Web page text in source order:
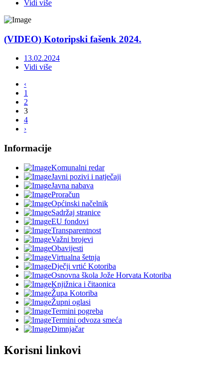
Vidi više
(VIDEO) Kotoripski fašenk 2024.
13.02.2024
Vidi više
‹
1
2
3
4
›
Informacije
Komunalni redar
Javni pozivi i natječaji
Javna nabava
Proračun
Općinski načelnik
Sadržaj stranice
EU fondovi
Transparentnost
Važni brojevi
Obavijesti
Virtualna šetnja
Dječji vrtić Kotoriba
Osnovna škola Jože Horvata Kotoriba
Knjižnica i čitaonica
Župa Kotoriba
Župni oglasi
Termini pogreba
Termini odvoza smeća
Dimnjačar
Korisni linkovi